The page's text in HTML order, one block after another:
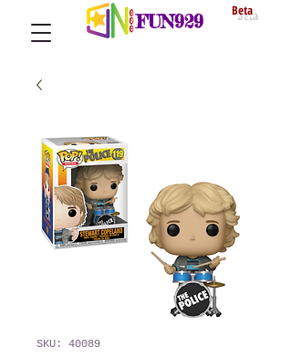
FUN929 Beta
SKU: 40089